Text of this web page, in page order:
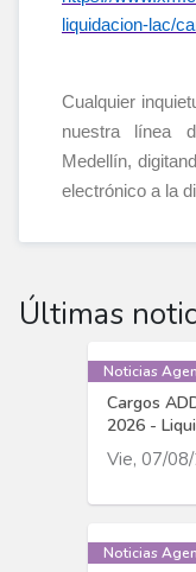
liquidacion-lac/
Cualquier
nuestra línea
Medellín,
electrónico a la
Últimas
Noticias
Cargos
2026 -
Vie, 07/
Noticias